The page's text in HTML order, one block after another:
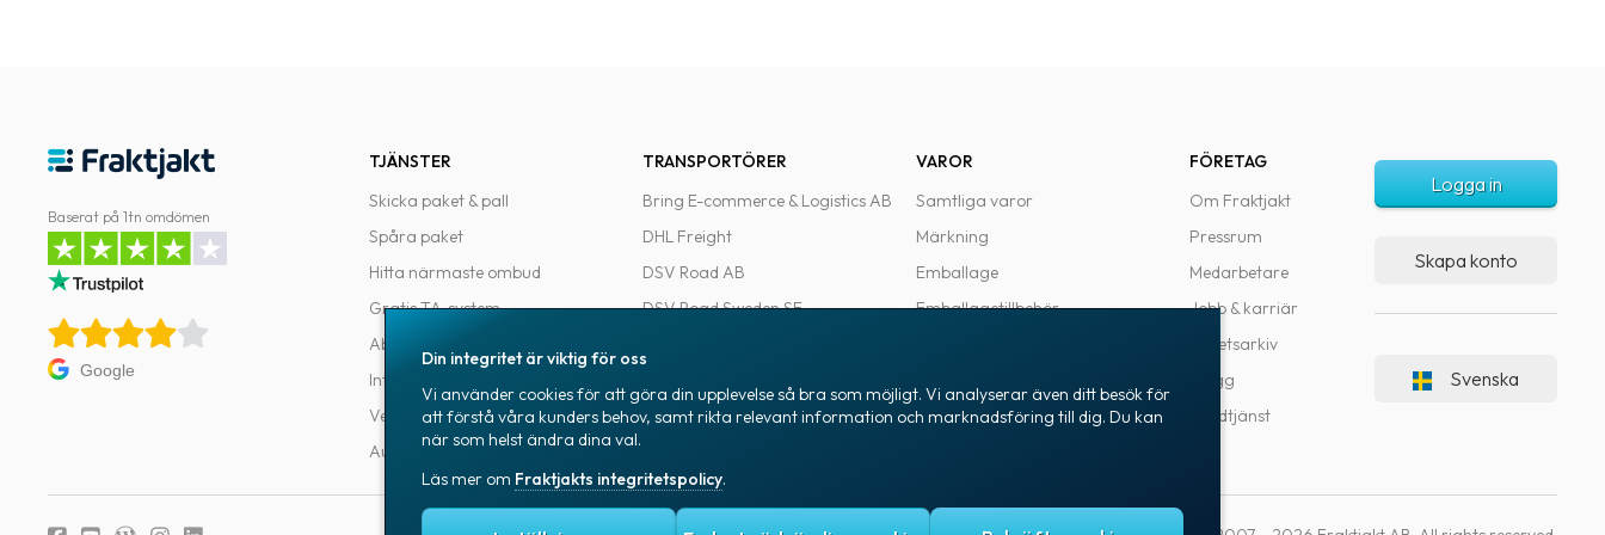
Baserat på 1tn omdömen
Google
TJÄNSTER
Skicka paket & pall
Spåra paket
Hitta närmaste ombud
Gratis TA-system
Abonnemang
Integrationer
Verktyg för utvecklare
Automatiseringar
TRANSPORTÖRER
Bring E-commerce & Logistics AB
DHL Freight
DSV Road AB
DSV Road Sweden SE
PostNord Sverige AB
VAROR
Samtliga varor
Märkning
Emballage
Emballagetillbehör
FÖRETAG
Om Fraktjakt
Pressrum
Medarbetare
Jobb & karriär
Nyhetsarkiv
Blogg
Kundtjänst
Logga in
Skapa konto
Svenska
Din integritet är viktig för oss
Vi använder cookies för att göra din upplevelse så bra som möjligt. Vi analyserar även ditt besök för
att förstå våra kunders behov, samt rikta relevant information och marknadsföring till dig. Du kan
när som helst ändra dina val.
Läs mer om Fraktjakts integritetspolicy.